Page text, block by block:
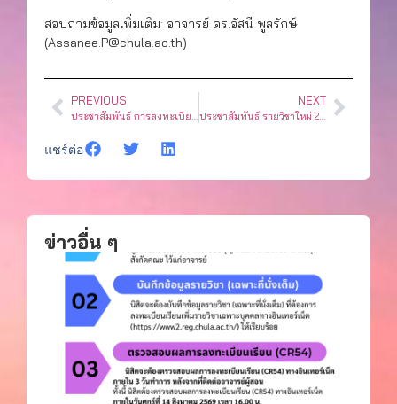
สอบถามข้อมูลเพิ่มเติม: อาจารย์ ดร.อัสนี พูลรักษ์
(Assanee.P@chula.ac.th)
PREVIOUS
ประชาสัมพันธ์ การลงทะเบียนเรียนรายวิชา 2210226 LIT MARGIN ภาคการศึกษาปลาย 2568
NEXT
ประชาสัมพันธ์ รายวิชาใหม่ 2210334 CR WRIT DIGIT
แชร์ต่อ
ข่าวอื่น ๆ